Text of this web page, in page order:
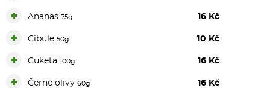
Ananas 75g 16 Kč
Cibule 50g 10 Kč
Cuketa 100g 16 Kč
Černé olivy 60g 16 Kč